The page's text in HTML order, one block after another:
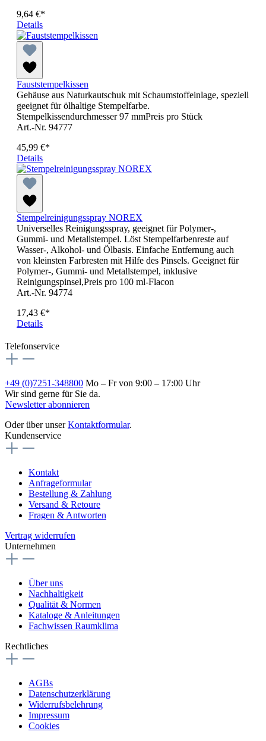
9,64 €*
Details
Fauststempelkissen
Gehäuse aus Naturkautschuk mit Schaumstoffeinlage, speziell
geeignet für ölhaltige Stempelfarbe.
Stempelkissendurchmesser 97 mmPreis pro Stück
Art.-Nr. 94777
45,99 €*
Details
Stempelreinigungsspray NOREX
Universelles Reinigungsspray, geeignet für Polymer-,
Gummi- und Metallstempel. Löst Stempelfarbenreste auf
Wasser-, Alkohol- und Ölbasis. Einfache Entfernung auch
von kleinsten Farbresten mit Hilfe des Pinsels. Geeignet für
Polymer-, Gummi- und Metallstempel, inklusive
Reinigungspinsel,Preis pro 100 ml-Flacon
Art.-Nr. 94774
17,43 €*
Details
Telefonservice
+49 (0)7251-348800 Mo – Fr von 9:00 – 17:00 Uhr
Wir sind gerne für Sie da.
Newsletter abonnieren
Oder über unserKontaktformular.
Kundenservice
Kontakt
Anfrageformular
Bestellung & Zahlung
Versand & Retoure
Fragen & Antworten
Vertrag widerrufen
Unternehmen
Über uns
Nachhaltigkeit
Qualität & Normen
Kataloge & Anleitungen
Fachwissen Raumklima
Rechtliches
AGBs
Datenschutzerklärung
Widerrufsbelehrung
Impressum
Cookies